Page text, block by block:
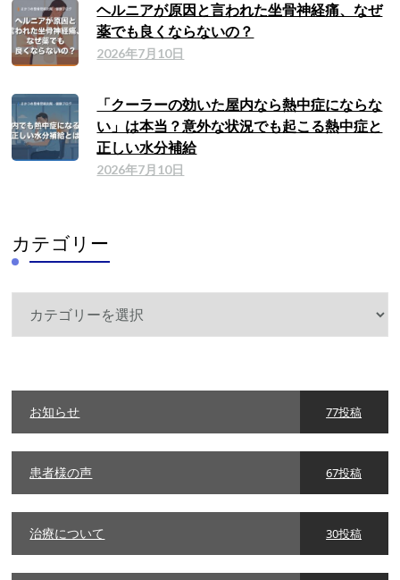
ヘルニアが原因と言われた坐骨神経痛、なぜ
薬でも良くならないの？
2026年7月10日
「クーラーの効いた屋内なら熱中症にならな
い」は本当？意外な状況でも起こる熱中症と
正しい水分補給
2026年7月10日
カテゴリー
ー
お知らせ 77投稿
患者様の声 67投稿
治療について 30投稿